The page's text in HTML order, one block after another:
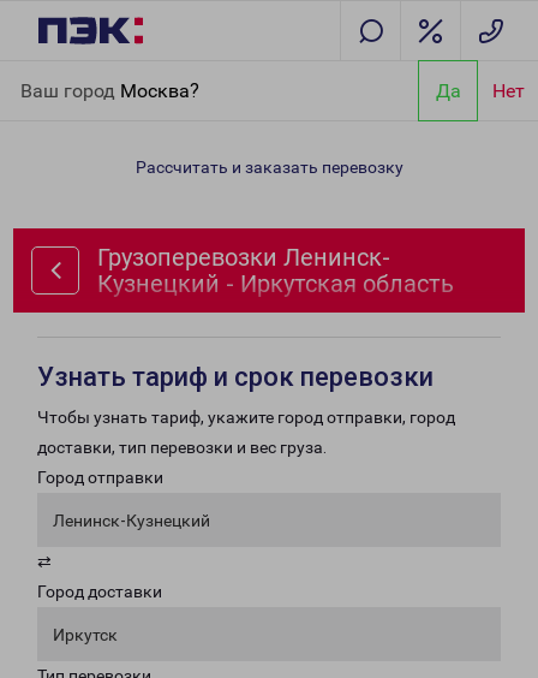
Ваш город Москва? Да Нет
Иркутская область
Рассчитать и заказать перевозку
Грузоперевозки Ленинск-
Кузнецкий - Иркутская область
Узнать тариф и срок перевозки
Чтобы узнать тариф, укажите город отправки, город
доставки, тип перевозки и вес груза.
Город отправки
Ленинск-Кузнецкий
⇄
Город доставки
Иркутск